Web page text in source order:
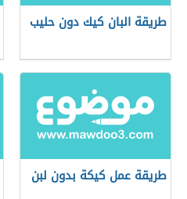
طريقة البان كيك دون حليب
طريقة عمل كيكة بدون لبن